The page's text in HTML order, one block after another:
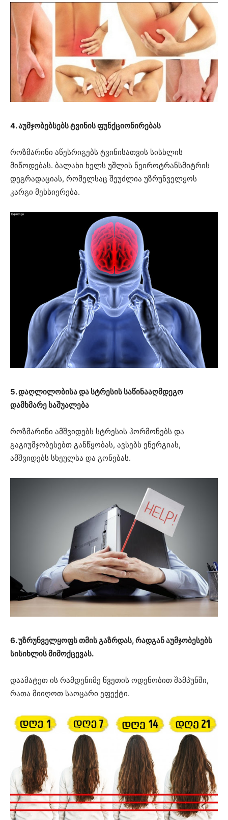
4. აუმჯობებსებს ტვინის ფუნქციონირებას
როზმარინი აწესრიგებს ტვინისათვის სისხლის
მიწოდებას. ბალახი ხელს უშლის ნეიროტრანსმიტრის
დეგრადაციას, რომელსაც შეუძლია უზრუნველყოს
კარგი მეხსიერება.
5. დაღლილობისა და სტრესის საწინააღმდეგო
დამხმარე საშუალება
როზმარინი ამშვიდებს სტრესის ჰორმონებს და
გაგიუმჯობესებთ განწყობას, ავსებს ენერგიას,
ამშვიდებს სხეულსა და გონებას.
6. უზრუნველყოფს თმის გაზრდას, რადგან აუმჯობესებს
სისიხლის მიმოქცევას.
დაამატეთ ის რამდენიმე წვეთის ოდენობით შამპუნში,
რათა მიიღოთ საოცარი ეფექტი.